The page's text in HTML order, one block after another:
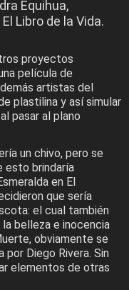
Equihua,
El Libro de la Vida.
proyectos
película de
artistas del
plastilina y así simular
pasar al plano
un chivo, pero se
esto brindaría
en El
que sería
el cual también
belleza e inocencia
obviamente se
por Diego Rivera. Sin
elementos de otras